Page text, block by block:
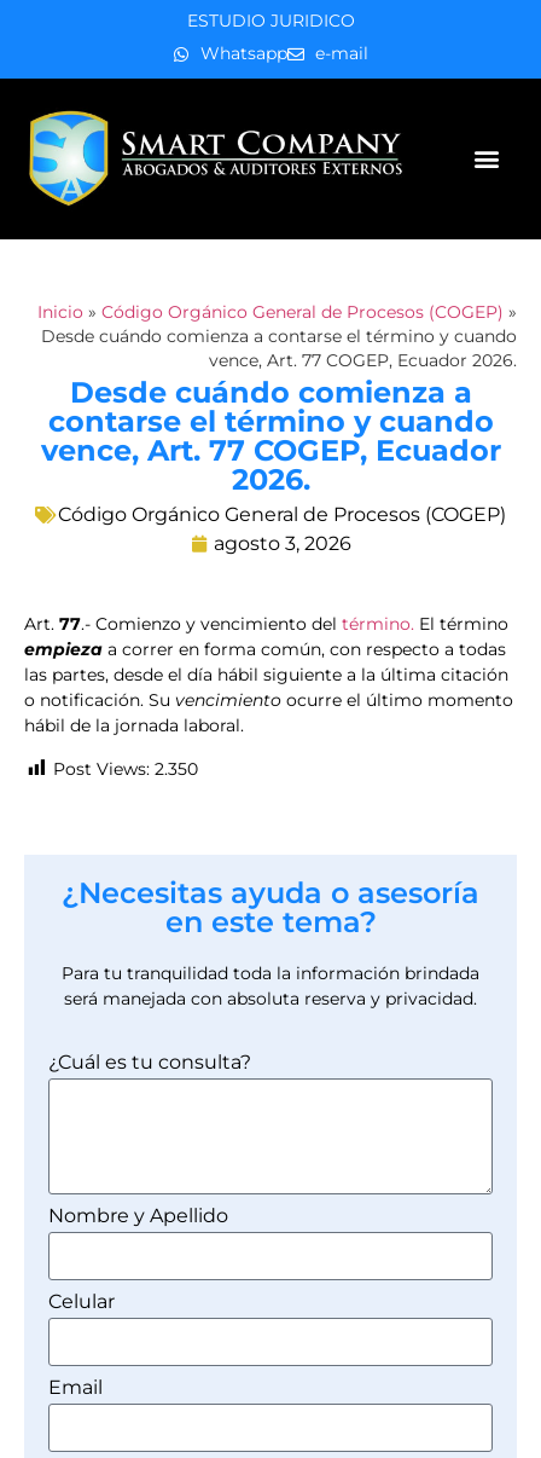
ESTUDIO JURIDICO
Whatsapp
e-mail
Inicio » Código Orgánico General de Procesos (COGEP) »
Desde cuándo comienza a contarse el término y cuando
vence, Art. 77 COGEP, Ecuador 2026.
Desde cuándo comienza a
contarse el término y cuando
vence, Art. 77 COGEP, Ecuador
2026.
Código Orgánico General de Procesos (COGEP)
agosto 3, 2026
Art. 77.- Comienzo y vencimiento del término. El término
empieza a correr en forma común, con respecto a todas
las partes, desde el día hábil siguiente a la última citación
o notificación. Su vencimiento ocurre el último momento
hábil de la jornada laboral.
Post Views: 2.350
¿Necesitas ayuda o asesoría
en este tema?
Para tu tranquilidad toda la información brindada
será manejada con absoluta reserva y privacidad.
¿Cuál es tu consulta?
Nombre y Apellido
Celular
Email